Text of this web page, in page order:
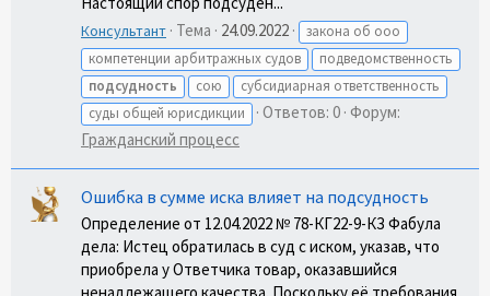
Консультант Тема 24.09.2022
закона об ооо
компетенции арбитражных судов
подведомственность
подсудность
сою
субсидиарная ответственность
суды общей юрисдикции
Ответов: 0 Форум:
Гражданский процесс
Ошибка в сумме иска влияет на подсудность
Определение от 12.04.2022 № 78-КГ22-9-КЗ Фабула
дела: Истец обратилась в суд с иском, указав, что
приобрела у Ответчика товар, оказавшийся